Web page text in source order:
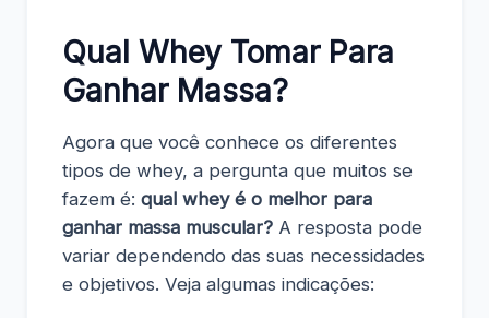
Qual Whey Tomar Para
Ganhar Massa?
Agora que você conhece os diferentes
tipos de whey, a pergunta que muitos se
fazem é: qual whey é o melhor para
ganhar massa muscular? A resposta pode
variar dependendo das suas necessidades
e objetivos. Veja algumas indicações: